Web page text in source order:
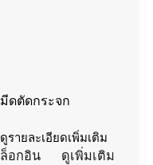
มีดตัดกระจก
ดูรายละเอียดเพิ่มเติม
ล็อกอิน ดูเพิ่มเติม